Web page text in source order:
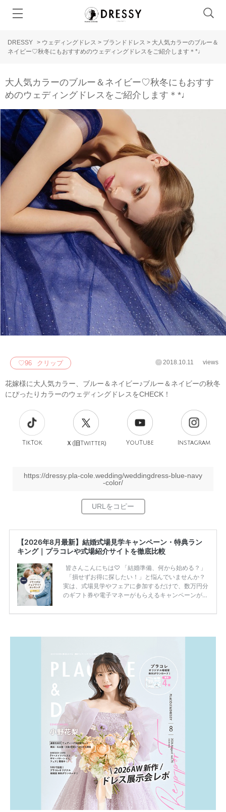
DRESSY > ウェディングドレス > ブランドドレス > 大人気カラーのブルー＆
ネイビー♡秋冬にもおすすめのウェディングドレスをご紹介します＊*♩
大人気カラーのブルー＆ネイビー♡秋冬にもおすす
めのウェディングドレスをご紹介します＊*♩
♡96 クリップ 2018.10.11 views
花嫁様に大人気カラー、ブルー＆ネイビー♪ブルー＆ネイビーの秋冬
にぴったりカラーのウェディングドレスをCHECK！
TikTok Ｘ(旧Twitter) YouTube Instagram
https://dressy.pla-cole.wedding/weddingdress-blue-navy
-color/
【2026年8月最新】結婚式場見学キャンペーン・特典ラン
キング｜プラコレや式場紹介サイトを徹底比較
皆さんこんにちは♡ 「結婚準備、何から始める？」
「損せずお得に探したい！」と悩んでいませんか？
実は、式場見学やフェアに参加するだけで、数万円分
のギフト券や電子マネーがもらえるキャンペーンがあ
ため、比較せずに選ぶと損をしてしまうことも……。
一番お得？」「プラコレの特典は？」といった疑問も
解決します。 まずは診断で候補を絞れる「ウェディ
ング診断」か、体験型 […]続きを読む